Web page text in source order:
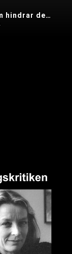
Vi har fått en "cancelkultur" som hindrar debatt! Chris Forsne i Fjärde Statsmakten 168